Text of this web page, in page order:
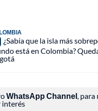
¿Sabía que la isla más
está en Colombia?
WhatsApp Channel, para
interés